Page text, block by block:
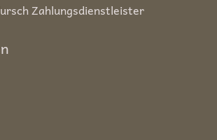
Zahlungsdienstleister